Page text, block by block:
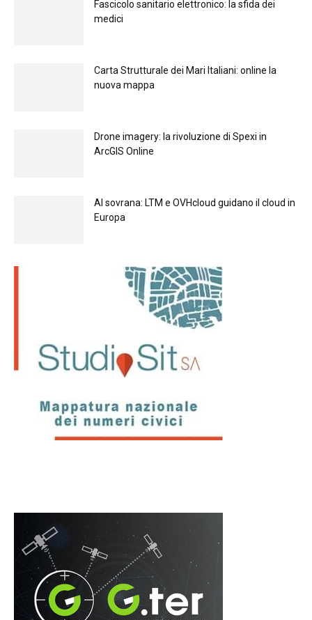
Fascicolo sanitario elettronico: la sfida dei
medici
Carta Strutturale dei Mari Italiani: online la
nuova mappa
Drone imagery: la rivoluzione di Spexi in
ArcGIS Online
Al sovrana: LTM е OVHcloud guidano il cloud in
Europа